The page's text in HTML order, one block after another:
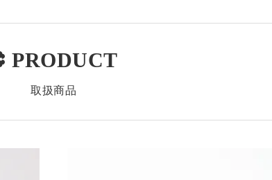
取扱商品